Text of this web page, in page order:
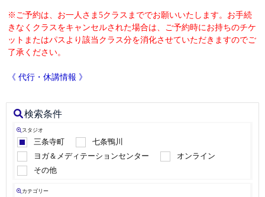
※ご予約は、お一人さま5クラスまででお願いいたします。お手続
きなくクラスをキャンセルされた場合は、ご予約時にお持ちのチケ
ットまたはパスより該当クラス分を消化させていただきますのでご
了承ください。
《 代行・休講情報 》
検索条件
スタジオ
三条寺町
七条鴨川
ヨガ＆メディテーションセンター
オンライン
その他
カテゴリー